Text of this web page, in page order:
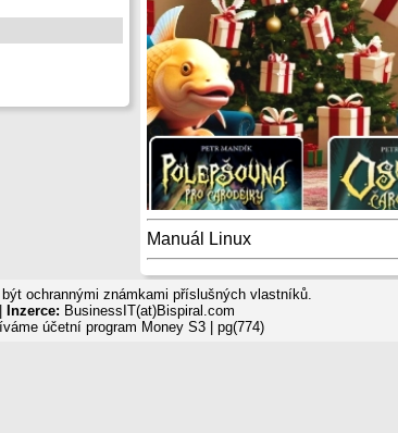
Manuál Linux
ochrannými známkami příslušných vlastníků.
Inzerce: BusinessIT(at)Bispiral.com
účetní program Money S3 | pg(774)